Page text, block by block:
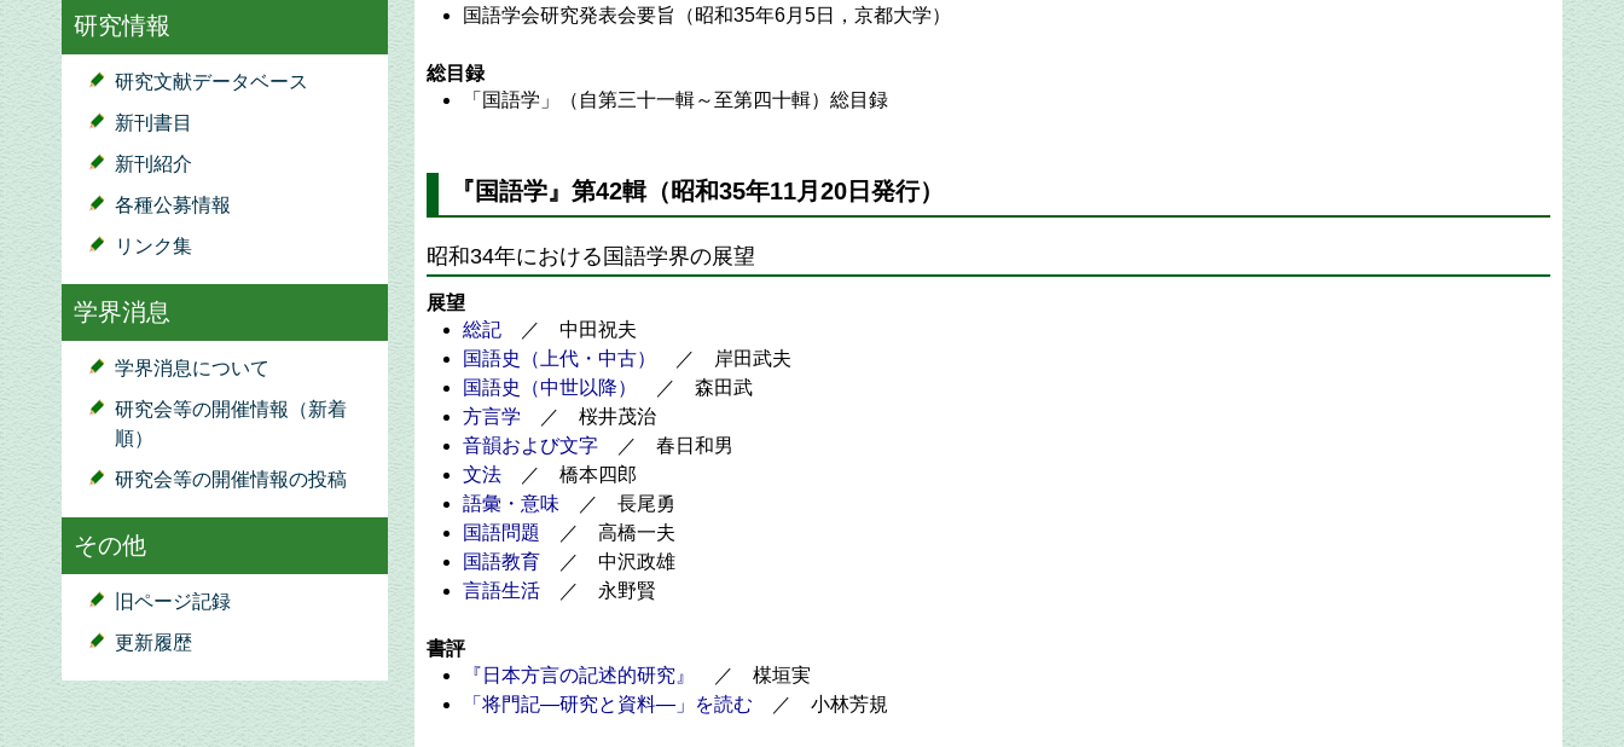
研究情報
研究文献データベース
新刊書目
新刊紹介
各種公募情報
リンク集
学界消息
学界消息について
研究会等の開催情報（新着
順）
研究会等の開催情報の投稿
その他
旧ページ記録
更新履歴
国語学会研究発表会要旨（昭和35年6月5日，京都大学）
総目録
「国語学」（自第三十一輯～至第四十輯）総目録
『国語学』第42輯（昭和35年11月20日発行）
昭和34年における国語学界の展望
展望
総記 ／ 中田祝夫
国語史（上代・中古）
／ 岸田武夫
国語史（中世以降）
／ 森田武
方言学 ／ 桜井茂治
音韻および文字 ／ 春日和男
文法 ／ 橋本四郎
語彙・意味 ／ 長尾勇
国語問題
／ 高橋一夫
国語教育 ／ 中沢政雄
言語生活 ／ 永野賢
書評
『日本方言の記述的研究』
／ 楳垣実
「将門記―研究と資料―」を読む ／ 小林芳規